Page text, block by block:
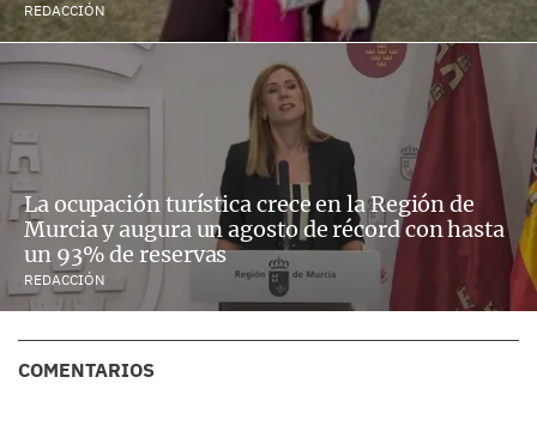
REDACCIÓN
La ocupación turística crece en la Región de
Murcia y augura un agosto de récord con hasta
un 93% de reservas
REDACCIÓN
COMENTARIOS